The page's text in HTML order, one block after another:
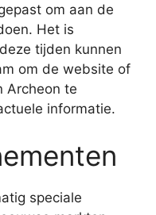
om aan de
Het is
tijden kunnen
om de website of
Archeon te
informatie.
speciale